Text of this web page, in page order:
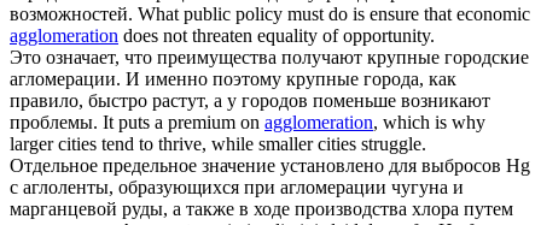
возможностей. What public policy must do is ensure that economic
agglomeration does not threaten equality of opportunity.
Это означает, что преимущества получают крупные городские
агломерации. И именно поэтому крупные города, как
правило, быстро растут, а у городов поменьше возникают
проблемы. It puts a premium on agglomeration, which is why
larger cities tend to thrive, while smaller cities struggle.
Отдельное предельное значение установлено для выбросов Hg
с аглоленты, образующихся при агломерации чугуна и
марганцевой руды, а также в ходе производства хлора путем